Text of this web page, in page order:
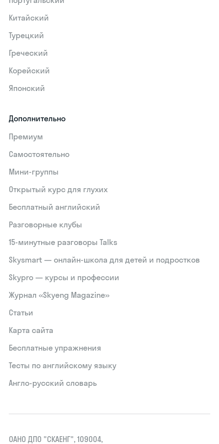
Китайский
Турецкий
Греческий
Корейский
Японский
Дополнительно
Премиум
Самостоятельно
Мини-группы
Открытый курс для глухих
Бесплатный английский
Разговорные клубы
15‑минутные разговоры Talks
Skysmart — онлайн-школа для детей и подростков
Skypro — курсы и профессии
Журнал «Skyeng Magazine»
Статьи
Карта сайта
Бесплатные упражнения
Тесты по английскому языку
Англо-русский словарь
ОАНО ДПО "СКАЕНГ", 109004,